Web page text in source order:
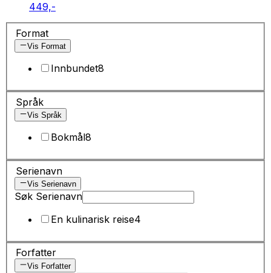
449,-
Format
Vis Format
Innbundet8
Språk
Vis Språk
Bokmål8
Serienavn
Vis Serienavn
Søk Serienavn
En kulinarisk reise4
Forfatter
Vis Forfatter